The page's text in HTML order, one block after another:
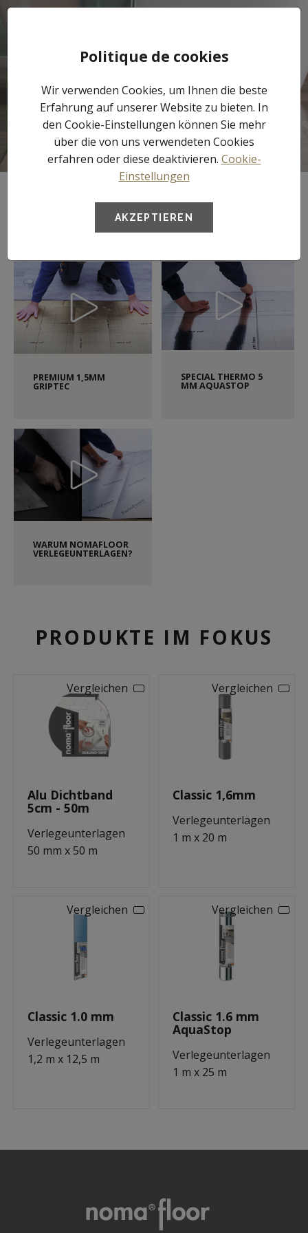
Verlege­anleitungen
VIDEOS
PREMIUM 1,5MM
GRIPTEC
SPECIAL THERMO 5
MM AQUASTOP
WARUM NOMAFLOOR
VERLEGEUNTERLAGEN?
PRODUKTE IM FOKUS
Vergleichen
Alu Dichtband
5cm - 50m
Verlegeunterlagen
50 mm x 50 m
Vergleichen
Classic 1,6mm
Verlegeunterlagen
1 m x 20 m
Vergleichen
Classic 1.0 mm
Verlegeunterlagen
1,2 m x 12,5 m
Vergleichen
Classic 1.6 mm
AquaStop
Verlegeunterlagen
1 m x 25 m
Politique de cookies
Wir verwenden Cookies, um Ihnen die beste
Erfahrung auf unserer Website zu bieten. In
den Cookie-Einstellungen können Sie mehr
über die von uns verwendeten Cookies
erfahren oder diese deaktivieren. Cookie-
Einstellungen
AKZEPTIEREN